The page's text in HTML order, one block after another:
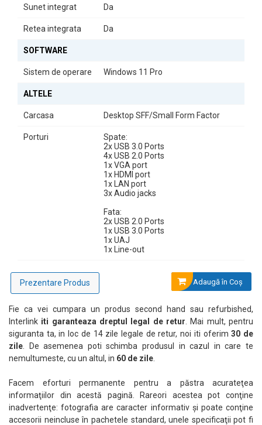
oferind o calitate audio satisfăcătoare.
Specificații Tehnice
Calculatorul OptimX T5 SFF este echipat cu:
Număr nuclee:6
Tip RAM:DDR4
un echilibru între performanță și design compact. Fie că lucrați de
zilnice.
Sunet integrat Da
Retea integrata Da
SOFTWARE
Sistem de operare Windows 11 Pro
ALTELE
Carcasa Desktop SFF/Small Form Factor
Porturi
Spate:
2x USB 3.0 Ports
4x USB 2.0 Ports
1x VGA port
1x HDMI port
1x LAN port
3x Audio jacks
Fata:
2x USB 2.0 Ports
1x USB 3.0 Ports
1x UAJ
1x Line-out
Prezentare Produs Adaugă în Coş
Fie ca vei cumpara un produs second hand sau refurbished,
Interlink iti garanteaza dreptul legal de retur . Mai mult, pentru
siguranta ta, in loc de 14 zile legale de retur, noi iti oferim30 de
zile . De asemenea poti schimba produsul in cazul in care te
nemultumeste, cu un altul, in 60 de zile
Facem eforturi permanente pentru a păstra acurateţea
informaţiilor din acestă pagină. Rareori acestea pot conţine
inadvertenţe: fotografia are caracter informativ şi poate conţine
accesorii neincluse în pachetele standard, unele specificaţii pot fi